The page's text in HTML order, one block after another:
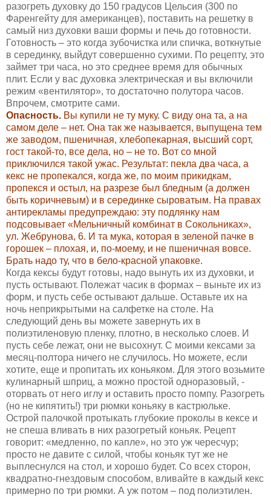
разогреть духовку до 150 градусов Цельсия (300 по
Фаренгейту для американцев), поставить на решетку в
самый низ духовки ваши формы и печь до готовности.
Готовность – это когда зубочистка или спичка, воткнутые
в серединку, выйдут совершенно сухими. По рецепту, это
займет три часа, но это среднее время для обычных
плит. Если у вас духовка электрическая и вы включили
режим «вентилятор», то достаточно полутора часов.
Впрочем, смотрите сами.
Опасность. Вы купили не ту муку. С виду она та, а на
самом деле – нет. Она так же называется, выпущена тем
же заводом, пшеничная, хлебопекарная, высший сорт,
гост такой-то, все дела, но – не то. Вот со мной
приключился такой ужас. Результат: пекла два часа, а
кекс не пропекался, когда же, по моим прикидкам,
пропекся и остыл, на разрезе был бледным (а должен
быть коричневым) и в серединке сыроватым. На правах
антирекламы предупреждаю: эту подлянку нам
подсовывает «Мельничный комбинат в Сокольниках»,
ул. Жебрунова, 6. И та мука, которая в зеленой пачке в
горошек – плохая, и, по-моему, и не пшеничная вовсе.
Брать надо ту, что в бело-красной упаковке.
Когда кексы будут готовы, надо вынуть их из духовки, и
пусть остывают. Полежат часик в формах – выньте их из
форм, и пусть себе остывают дальше. Оставьте их на
ночь неприкрытыми на салфетке на столе. На
следующий день вы можете завернуть их в
полиэтиленовую пленку, плотно, в несколько слоев. И
пусть себе лежат, они не высохнут. С моими кексами за
месяц-полтора ничего не случилось. Но можете, если
хотите, еще и пропитать их коньяком. Для этого возьмите
кулинарный шприц, а можно простой одноразовый, -
оторвать от него иглу и оставить просто помпу. Разогреть
(но не кипятить!) три рюмки коньяку в кастрюльке.
Острой палочкой протыкать глубокие проколы в кексе и
не спеша вливать в них разогретый коньяк. Рецепт
говорит: «медленно, по капле», но это уж чересчур;
просто не давите с силой, чтобы коньяк тут же не
выплеснулся на стол, и хорошо будет. Со всех сторон,
квадратно-гнездовым способом, вливайте в каждый кекс
примерно по три рюмки. А уж потом – под полиэтилен.